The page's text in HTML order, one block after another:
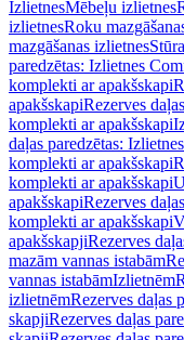
IzlietnesMēbeļu izlietnes
izlietnesRoku
mazgāšanas izlietnes
paredzētas: Izlietnes
komplekti ar apakšskapi
apakšskapiRezerves
komplekti ar apakšskapi
daļas paredzētas:
komplekti ar apakšskapi
komplekti ar apakšskapi
apakšskapiRezerves
komplekti ar apakšskapi
apakšskapjiRezerves
mazām vannas istabām
vannas istabāmIzlietnēm
izlietnēmRezerves daļas
skapjiRezerves daļas